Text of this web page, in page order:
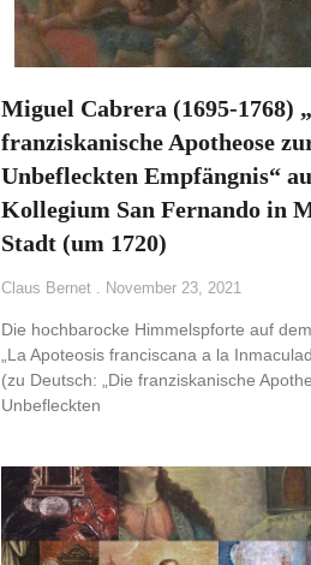
Miguel Cabrera (1695-1768)
franziskanische Apotheose
Unbefleckten Empfängnis“
Kollegium San Fernando in
Stadt (um 1720)
Claus Bernet November 23, 2021
Die hochbarocke Himmelspforte auf
„La Apoteosis franciscana a la
(zu Deutsch: „Die franziskanische
Unbefleckten